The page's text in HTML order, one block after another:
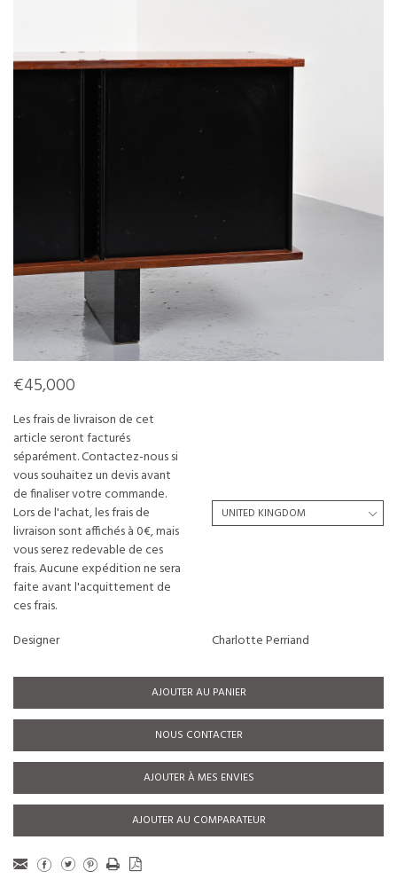
€45,000
Les frais de livraison de cet
article seront facturés
séparément. Contactez-nous si
vous souhaitez un devis avant
de finaliser votre commande.
Lors de l'achat, les frais de
livraison sont affichés à 0€, mais
vous serez redevable de ces
frais. Aucune expédition ne sera
faite avant l'acquittement de
ces frais.
Designer
Charlotte Perriand
AJOUTER AU PANIER
NOUS CONTACTER
AJOUTER À MES ENVIES
AJOUTER AU COMPARATEUR